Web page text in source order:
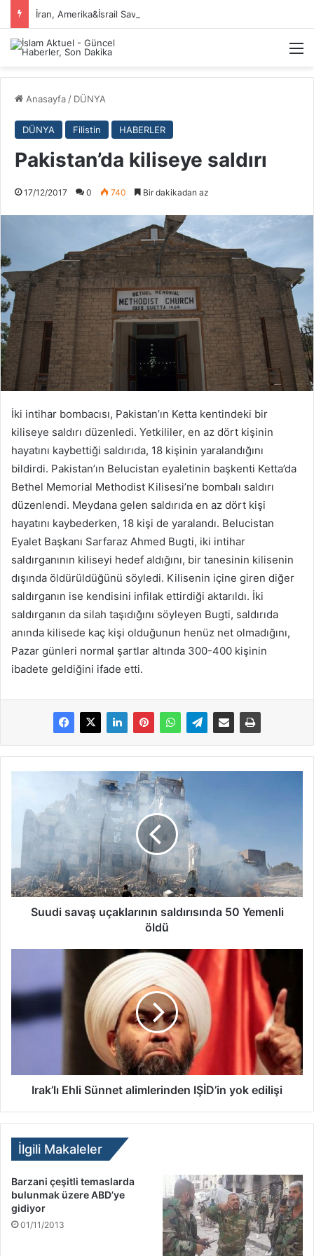
İran, Amerika&İsrail Savaşı Hakkında
Anasayfa / DÜNYA
DÜNYA Filistin HABERLER
Pakistan’da kiliseye saldırı
17/12/2017 0 740 Bir dakikadan az
İki intihar bombacısı, Pakistan’ın Ketta kentindeki bir
kiliseye saldırı düzenledi. Yetkililer, en az dört kişinin
hayatını kaybettiği saldırıda, 18 kişinin yaralandığını
bildirdi. Pakistan’ın Belucistan eyaletinin başkenti Ketta’da
Bethel Memorial Methodist Kilisesi’ne bombalı saldırı
düzenlendi. Meydana gelen saldırıda en az dört kişi
hayatını kaybederken, 18 kişi de yaralandı. Belucistan
Eyalet Başkanı Sarfaraz Ahmed Bugti, iki intihar
saldırganının kiliseyi hedef aldığını, bir tanesinin kilisenin
dışında öldürüldüğünü söyledi. Kilisenin içine giren diğer
saldırganın ise kendisini infilak ettirdiği aktarıldı. İki
saldırganın da silah taşıdığını söyleyen Bugti, saldırıda
anında kilisede kaç kişi olduğunun henüz net olmadığını,
Pazar günleri normal şartlar altında 300-400 kişinin
ibadete geldiğini ifade etti.
Suudi savaş uçaklarının saldırısında 50 Yemenli
öldü
Irak’lı Ehli Sünnet alimlerinden IŞİD’in yok edilişi
İlgili Makaleler
Barzani çeşitli temaslarda
bulunmak üzere ABD’ye
gidiyor
01/11/2013